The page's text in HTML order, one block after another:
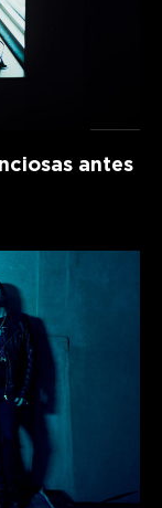
antes